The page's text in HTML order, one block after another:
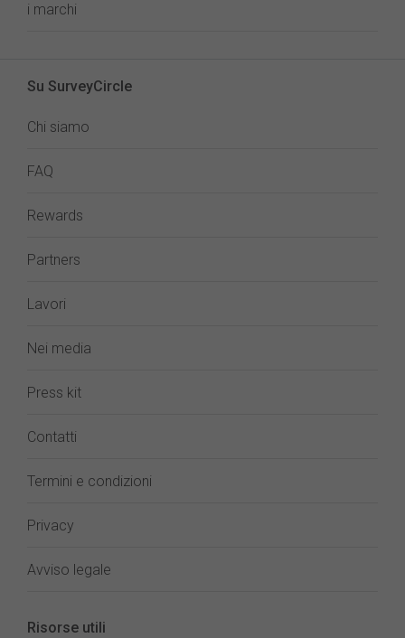
i marchi
Su SurveyCircle
Chi siamo
FAQ
Rewards
Partners
Lavori
Nei media
Press kit
Contatti
Termini e condizioni
Privacy
Avviso legale
Risorse utili